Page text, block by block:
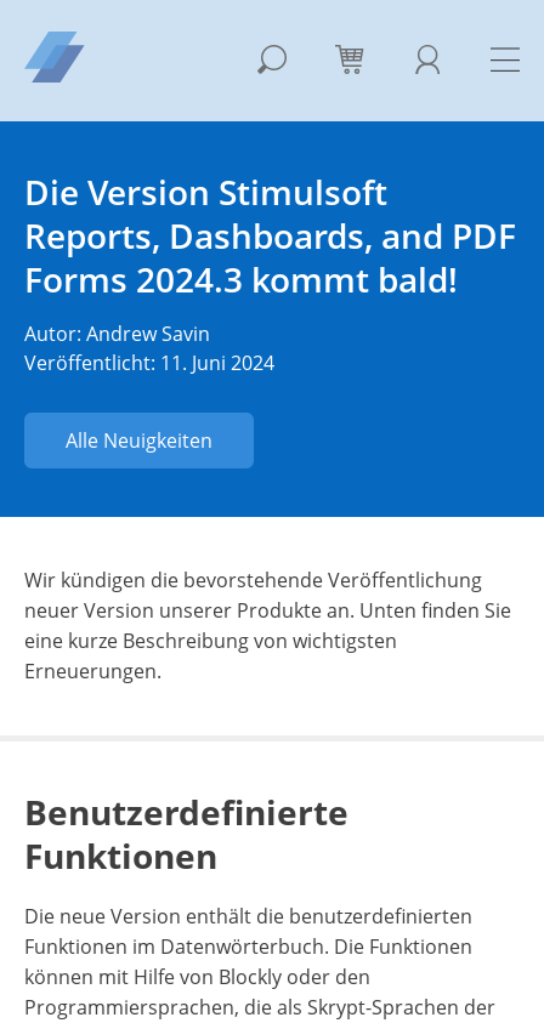
Die Version Stimulsoft
Reports, Dashboards, and PDF
Forms 2024.3 kommt bald!
Autor: Andrew Savin
Veröffentlicht: 11. Juni 2024
Alle Neuigkeiten
Wir kündigen die bevorstehende Veröffentlichung
neuer Version unserer Produkte an. Unten finden Sie
eine kurze Beschreibung von wichtigsten
Erneuerungen.
Benutzerdefinierte
Funktionen
Die neue Version enthält die benutzerdefinierten
Funktionen im Datenwörterbuch. Die Funktionen
können mit Hilfe von Blockly oder den
Programmiersprachen, die als Skrypt-Sprachen der